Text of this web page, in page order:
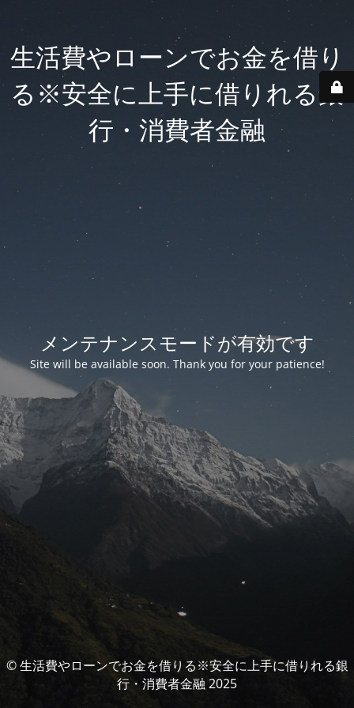
生活費やローンでお金を借り
る※安全に上手に借りれる銀
行・消費者金融
メンテナンスモードが有効です
Site will be available soon. Thank you for your patience!
© 生活費やローンでお金を借りる※安全に上手に借りれる銀
行・消費者金融 2025